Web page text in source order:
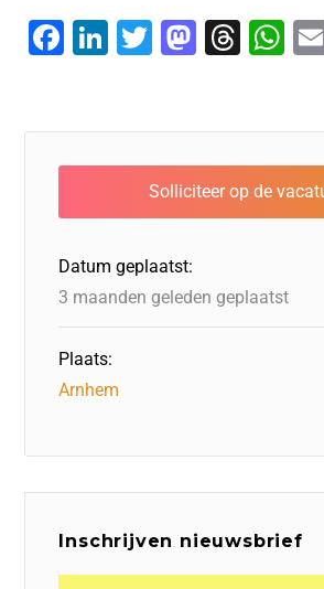
F
e
b
o
o
k
L
k
e
d
n
T
t
e
r
M
t
o
d
n
T
e
a
d
W
t
s
A
p
Datum geplaatst:
3 maanden geleden geplaatst
Plaats:
Arnhem
Inschrijven nieuwsbrief